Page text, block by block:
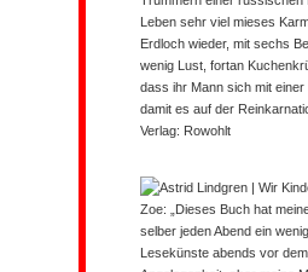
Leben sehr viel mieses
Erdloch wieder, mit sechs
wenig Lust, fortan
dass ihr Mann sich mit
damit es auf der
Verlag: Rowohlt
Zoe: „Dieses Buch hat
selber jeden Abend ein
Lesekünste abends vor